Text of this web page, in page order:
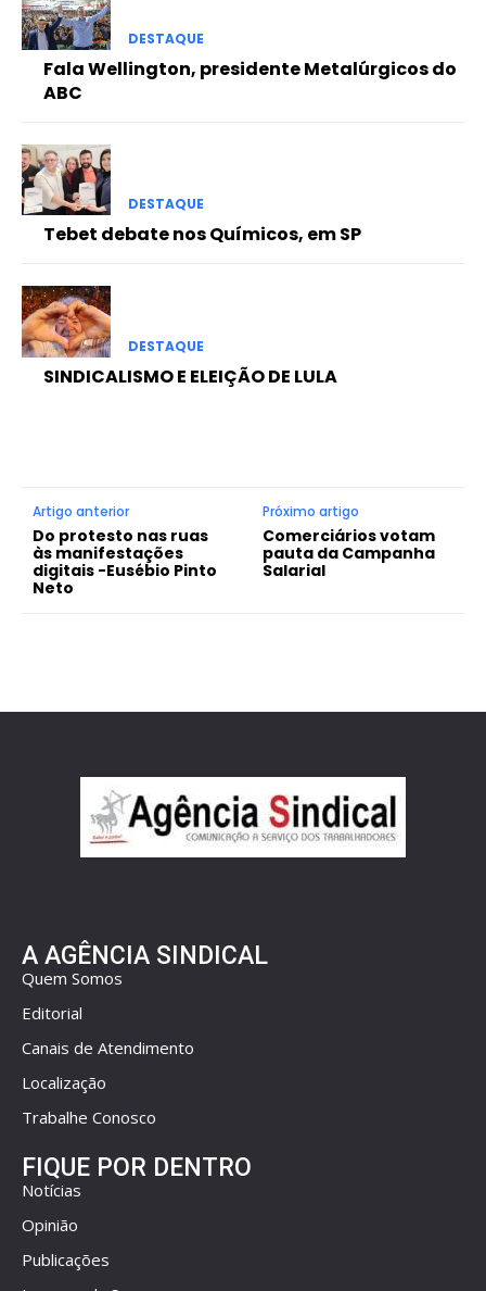
DESTAQUE
Fala Wellington, presidente Metalúrgicos do
ABC
DESTAQUE
Tebet debate nos Químicos, em SP
DESTAQUE
SINDICALISMO E ELEIÇÃO DE LULA
Artigo anterior
Do protesto nas ruas
às manifestações
digitais -Eusébio Pinto
Neto
Próximo artigo
Comerciários votam
pauta da Campanha
Salarial
A AGÊNCIA SINDICAL
Quem Somos
Editorial
Canais de Atendimento
Localização
Trabalhe Conosco
FIQUE POR DENTRO
Notícias
Opinião
Publicações